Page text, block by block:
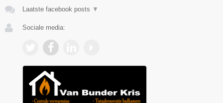
Laatste facebook posts ▼
Sociale media: